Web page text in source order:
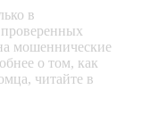
в
мошеннические
о том, как
читайте в